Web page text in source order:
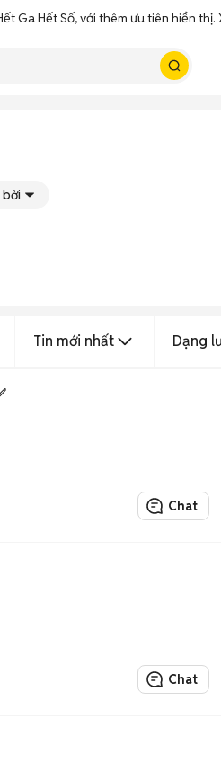
Ga Hết Số, với thêm ưu tiên hiển thị.
Tin mới nhất Dạng
Chat
Chat